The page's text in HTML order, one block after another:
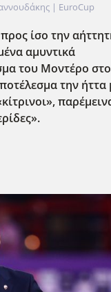
| EuroCup
ίσο την
αμυντικά
του Μοντέρο στο
την ήττα